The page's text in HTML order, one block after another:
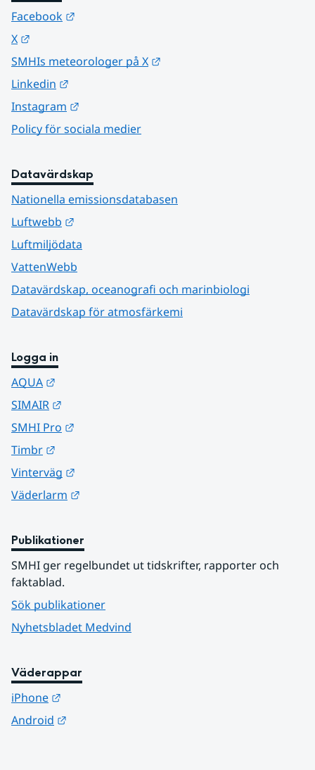
Facebook
X
SMHIs meteorologer på X
Linkedin
Instagram
Policy för sociala medier
Datavärdskap
Nationella emissionsdatabasen
Luftwebb
Luftmiljödata
VattenWebb
Datavärdskap, oceanografi och marinbiologi
Datavärdskap för atmosfärkemi
Logga in
AQUA
SIMAIR
SMHI Pro
Timbr
Vinterväg
Väderlarm
Publikationer
SMHI ger regelbundet ut tidskrifter, rapporter och
faktablad.
Sök publikationer
Nyhetsbladet Medvind
Väderappar
iPhone
Android